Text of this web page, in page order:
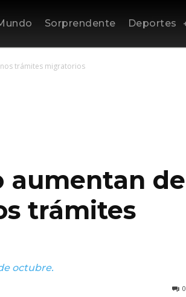
Sorprendente Deportes
trámites migratorios
aumentan de
trámites
octubre.
0